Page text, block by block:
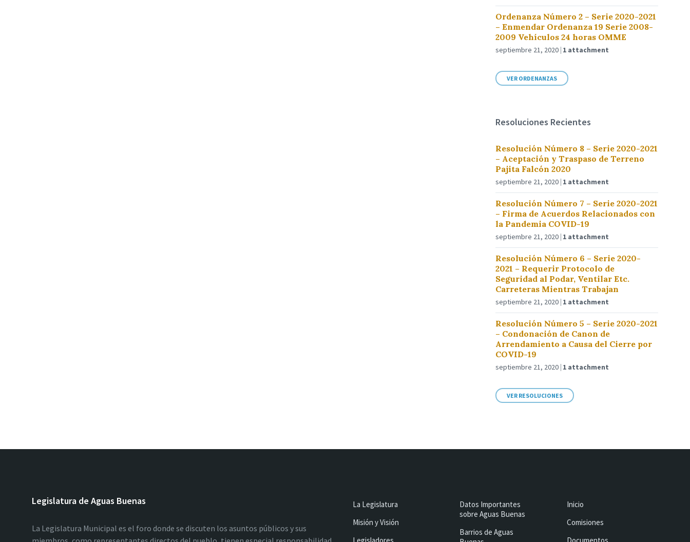
Ordenanza Número 2 – Serie 2020-2021
– Enmendar Ordenanza 19 Serie 2008-
2009 Vehículos 24 horas OMME
septiembre 21, 2020 1 attachment
VER ORDENANZAS
Resoluciones Recientes
Resolución Número 8 – Serie 2020-2021
– Aceptación y Traspaso de Terreno
Pajita Falcón 2020
septiembre 21, 2020 1 attachment
Resolución Número 7 – Serie 2020-2021
– Firma de Acuerdos Relacionados con
la Pandemia COVID-19
septiembre 21, 2020 1 attachment
Resolución Número 6 – Serie 2020-
2021 – Requerir Protocolo de
Seguridad al Podar, Ventilar Etc.
Carreteras Mientras Trabajan
septiembre 21, 2020 1 attachment
Resolución Número 5 – Serie 2020-2021
– Condonación de Canon de
Arrendamiento a Causa del Cierre por
COVID-19
septiembre 21, 2020 1 attachment
VER RESOLUCIONES
Legislatura de Aguas Buenas
La Legislatura Municipal es el foro donde se discuten los asuntos públicos y sus
La Legislatura
Misión y Visión
Datos Importantes
sobre Aguas Buenas
Barrios de Aguas
Inicio
Comisiones